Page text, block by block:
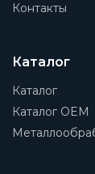
Контакты
Каталог
Каталог
Каталог OEM